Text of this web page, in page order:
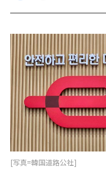
c
b
o
o
k
i
t
e
r
[写真=韓国道路公社]